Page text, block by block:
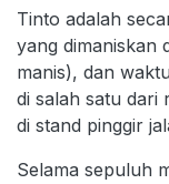
Tinto adalah
yang dimaniskan
manis), dan
di salah satu dari
di stand pinggir
Selama sepuluh